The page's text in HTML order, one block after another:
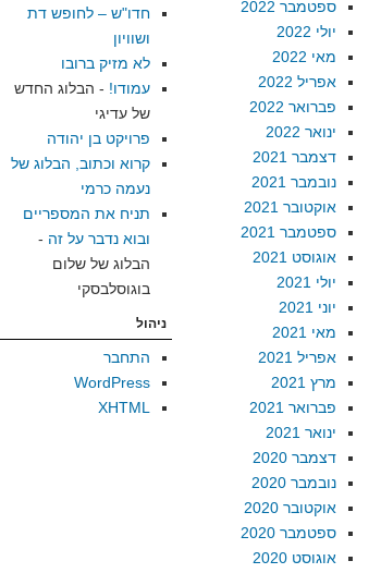
ספטמבר 2022
יולי 2022
מאי 2022
אפריל 2022
פברואר 2022
ינואר 2022
דצמבר 2021
נובמבר 2021
אוקטובר 2021
ספטמבר 2021
אוגוסט 2021
יולי 2021
יוני 2021
מאי 2021
אפריל 2021
מרץ 2021
פברואר 2021
ינואר 2021
דצמבר 2020
נובמבר 2020
אוקטובר 2020
ספטמבר 2020
אוגוסט 2020
חדו"ש – לחופש דת
ושוויון
לא מזיק ברובו
עמודו! - הבלוג החדש
של עדיגי
פרויקט בן יהודה
קרוא וכתוב, הבלוג של
נעמה כרמי
תניח את המספריים
ובוא נדבר על זה -
הבלוג של שלום
בוגוסלבסקי
ניהול
התחבר
WordPress
XHTML